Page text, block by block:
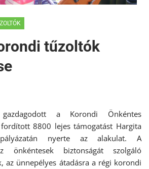
tűzoltók
a Korondi Önkéntes
8800 lejes támogatást Hargita
nyerte az alakulat. A
önkéntesek biztonságát szolgáló
az ünnepélyes átadásra a régi korondi